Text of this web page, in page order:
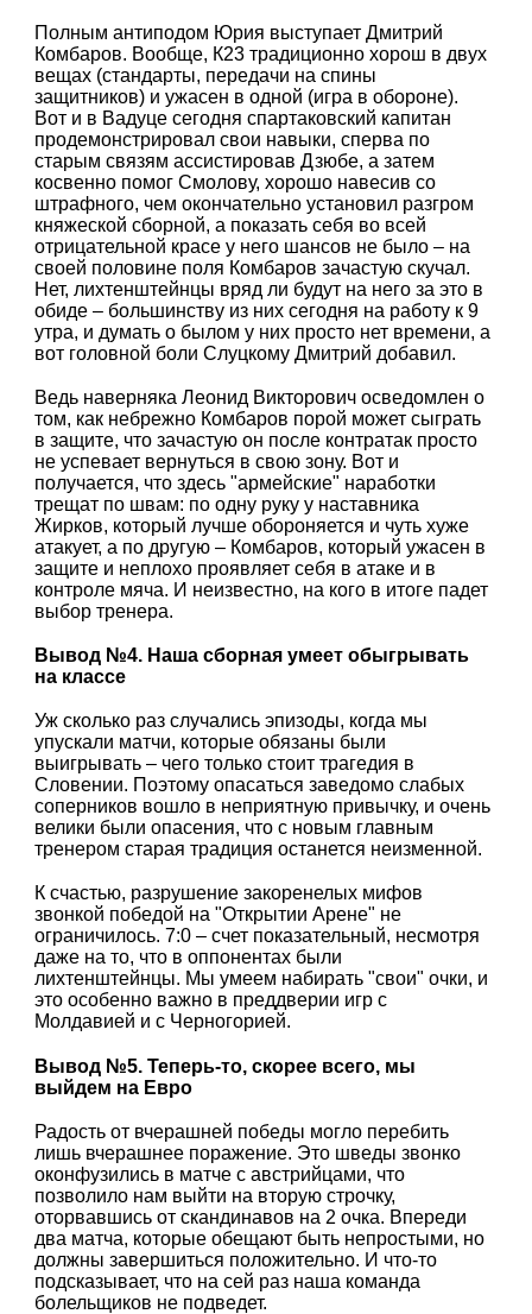
Полным антиподом Юрия выступает Дмитрий
Комбаров. Вообще, К23 традиционно хорош в двух
вещах (стандарты, передачи на спины
защитников) и ужасен в одной (игра в обороне).
Вот и в Вадуце сегодня спартаковский капитан
продемонстрировал свои навыки, сперва по
старым связям ассистировав Дзюбе, а затем
косвенно помог Смолову, хорошо навесив со
штрафного, чем окончательно установил разгром
княжеской сборной, а показать себя во всей
отрицательной красе у него шансов не было – на
своей половине поля Комбаров зачастую скучал.
Нет, лихтенштейнцы вряд ли будут на него за это в
обиде – большинству из них сегодня на работу к 9
утра, и думать о былом у них просто нет времени, а
вот головной боли Слуцкому Дмитрий добавил.
Ведь наверняка Леонид Викторович осведомлен о
том, как небрежно Комбаров порой может сыграть
в защите, что зачастую он после контратак просто
не успевает вернуться в свою зону. Вот и
получается, что здесь "армейские" наработки
трещат по швам: по одну руку у наставника
Жирков, который лучше обороняется и чуть хуже
атакует, а по другую – Комбаров, который ужасен в
защите и неплохо проявляет себя в атаке и в
контроле мяча. И неизвестно, на кого в итоге падет
выбор тренера.
Вывод №4. Наша сборная умеет обыгрывать
на классе
Уж сколько раз случались эпизоды, когда мы
упускали матчи, которые обязаны были
выигрывать – чего только стоит трагедия в
Словении. Поэтому опасаться заведомо слабых
соперников вошло в неприятную привычку, и очень
велики были опасения, что с новым главным
тренером старая традиция останется неизменной.
К счастью, разрушение закоренелых мифов
звонкой победой на "Открытии Арене" не
ограничилось. 7:0 – счет показательный, несмотря
даже на то, что в оппонентах были
лихтенштейнцы. Мы умеем набирать "свои" очки, и
это особенно важно в преддверии игр с
Молдавией и с Черногорией.
Вывод №5. Теперь-то, скорее всего, мы
выйдем на Евро
Радость от вчерашней победы могло перебить
лишь вчерашнее поражение. Это шведы звонко
оконфузились в матче с австрийцами, что
позволило нам выйти на вторую строчку,
оторвавшись от скандинавов на 2 очка. Впереди
два матча, которые обещают быть непростыми, но
должны завершиться положительно. И что-то
подсказывает, что на сей раз наша команда
болельщиков не подведет.